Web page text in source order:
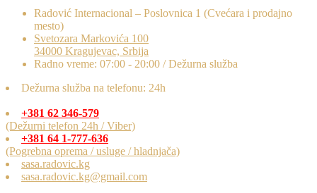
Radović Internacional – Poslovnica 1 (Cvećara i prodajno
mesto)
Svetozara Markovića 100
34000 Kragujevac, Srbija
Radno vreme: 07:00 - 20:00 / Dežurna služba
Dežurna služba na telefonu: 24h
+381 62 346-579
(Dežurni telefon 24h / Viber)
+381 64 1-777-636
(Pogrebna oprema / usluge / hladnjača)
sasa.radovic.kg
sasa.radovic.kg@gmail.com